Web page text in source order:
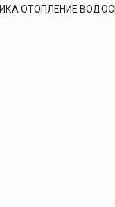
ОТОПЛЕНИЕ